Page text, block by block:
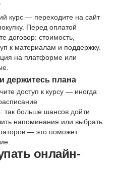
курс — переходите на сайт
Перед оплатой
договор: стоимость,
к материалам и поддержку.
на платформе или
держитесь плана
доступ к курсу — иногда
так больше шансов дойти
напоминания или выбрать
— это поможет
онлайн-